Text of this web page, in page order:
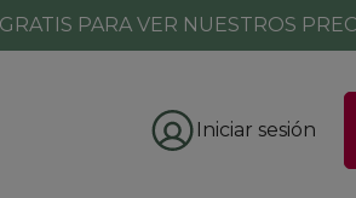
PARA VER NUESTROS
Iniciar sesión